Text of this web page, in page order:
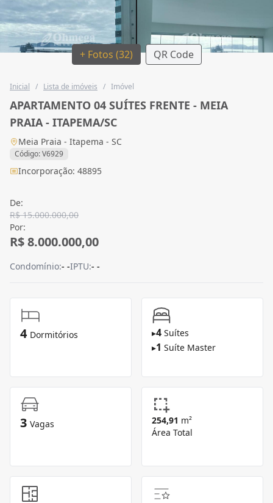
+ Fotos (32) QR Code
Inicial / Lista de imóveis / Imóvel
APARTAMENTO 04 SUÍTES FRENTE - MEIA
PRAIA - ITAPEMA/SC
Meia Praia - Itapema - SC
Código: V6929
Incorporação: 48895
De:
R$ 15.000.000,00
Por:
R$ 8.000.000,00
Condomínio:- -IPTU:- -
4 Dormitórios ▸4 Suítes
▸1 Suíte Master
3 Vagas 254,91 m²
Área Total